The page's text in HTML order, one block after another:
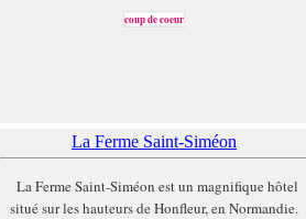
coup de coeur
La Ferme Saint-Siméon
La Ferme Saint-Siméon est un magnifique hôtel
situé sur les hauteurs de Honfleur, en Normandie.